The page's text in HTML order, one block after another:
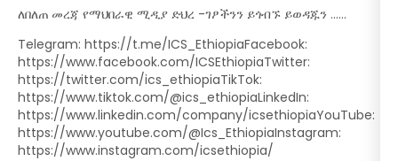
ለበለጠ መረጃ የማህበራዊ ሚዲያ ድህረ -ገፆችንን ይጎብኙ ይወዳጁን ……
Telegram: https://t.me/ICS_EthiopiaFacebook:
https://www.facebook.com/ICSEthiopiaTwitter:
https://twitter.com/ics_ethiopiaTikTok:
https://www.tiktok.com/@ics_ethiopiaLinkedIn:
https://www.linkedin.com/company/icsethiopiaYouTube:
https://www.youtube.com/@Ics_EthiopiaInstagram:
https://www.instagram.com/icsethiopia/